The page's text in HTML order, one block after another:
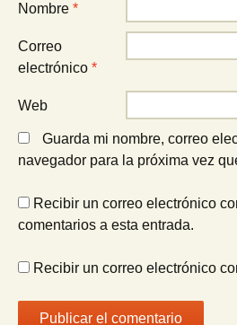
Nombre *
Correo
electrónico *
Web
Guarda mi nombre, correo
navegador para la próxima vez
Recibir un correo electrónico
comentarios a esta entrada.
Recibir un correo electrónico